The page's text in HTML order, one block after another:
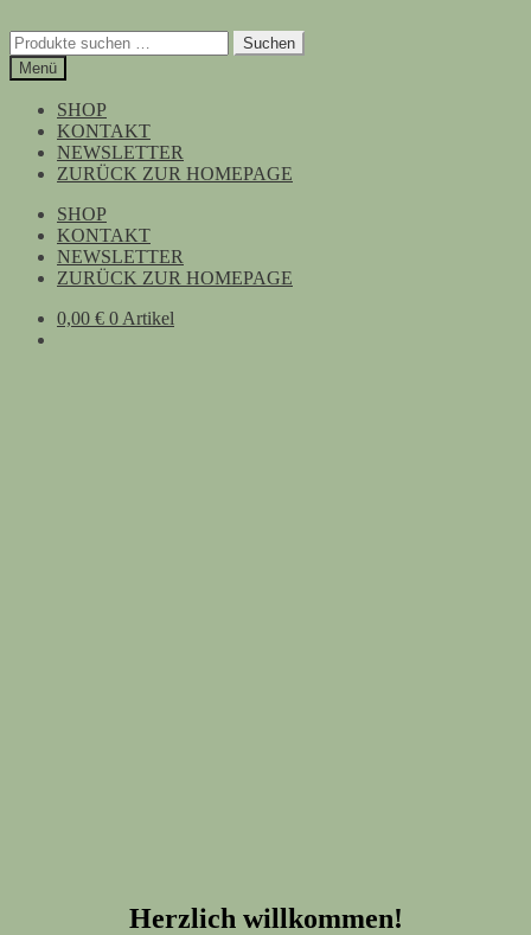
Navigation
springen
Inhalt
springen
Suchen
nach:
Suchen
Menü
SHOP
KONTAKT
NEWSLETTER
ZURÜCK ZUR HOMEPAGE
SHOP
KONTAKT
NEWSLETTER
ZURÜCK ZUR HOMEPAGE
0,00 € 0 Artikel
Herzlich willkommen!